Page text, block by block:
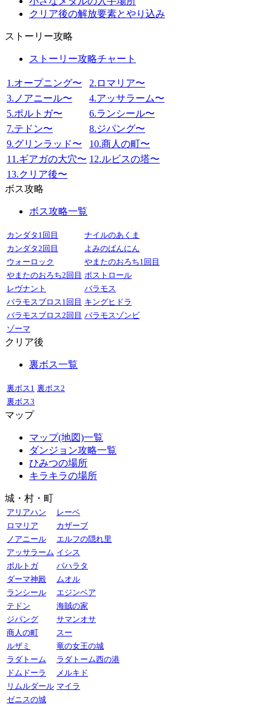
クリア後の解放要素とやり込み
ストーリー攻略
ストーリー攻略チャート
1.オープニング〜
2.ロマリア〜
3.ノアニール〜
4.アッサラーム〜
5.ポルトガ〜
6.ランシール〜
7.テドン〜
8.ジパング〜
9.グリンラッド〜
10.商人の町〜
11.ギアガの大穴〜 12.ルビスの塔〜
13.クリア後〜
ボス攻略
ボス攻略一覧
カンダタ1回目
ナイルのあくま
カンダタ2回目
よみのばんにん
ウォーロック
やまたのおろち1回目
やまたのおろち2回目 ボストロール
レヴナント
バラモス
バラモスブロス1回目 キングヒドラ
バラモスブロス2回目 バラモスゾンビ
ゾーマ
クリア後
裏ボス一覧
裏ボス1 裏ボス2
裏ボス3
マップ
マップ(地図)一覧
ダンジョン攻略一覧
ひみつの場所
キラキラの場所
城・村・町
アリアハン
レーベ
ロマリア
カザーブ
ノアニール
エルフの隠れ里
アッサラーム イシス
ポルトガ
バハラタ
ダーマ神殿
ムオル
ランシール
エジンベア
テドン
海賊の家
ジパング
サマンオサ
商人の町
スー
ルザミ
竜の女王の城
ラダトーム
ラダトーム西の港
ドムドーラ
メルキド
リムルダール マイラ
ゼニスの城